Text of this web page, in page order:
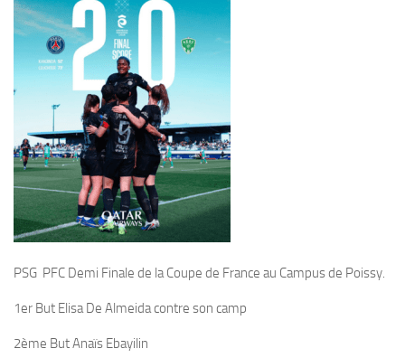
PSG PFC Demi Finale de la Coupe de France au Campus de Poissy.
1er But Elisa De Almeida contre son camp
2ème But Anaïs Ebayilin